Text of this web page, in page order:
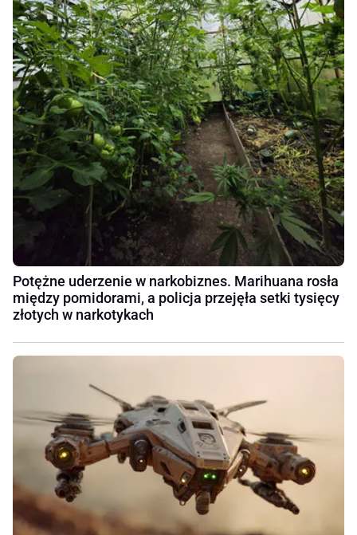
Potężne uderzenie w narkobiznes. Marihuana rosła
między pomidorami, a policja przejęła setki tysięcy
złotych w narkotykach